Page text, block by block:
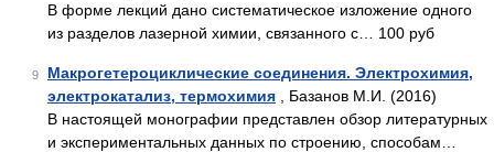
В форме лекций дано систематическое изложение одного
из разделов лазерной химии, связанного с… 100 руб
9
Макрогетероциклические соединения. Электрохимия,
электрокатализ, термохимия , Базанов М.И. (2016)
В настоящей монографии представлен обзор литературных
и экспериментальных данных по строению, способам…